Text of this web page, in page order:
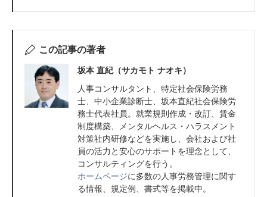
この記事の著者
坂本 直紀（サカモト ナオキ）
人事コンサルタント、特定社会保険労務
士、中小企業診断士、坂本直紀社会保険労
務士代表社員。就業規則作成・改訂、賃金
制度構築、メンタルヘルス・ハラスメント
対策社内研修などを実施し、会社および社
員の活力と安心のサポートを理念として、
コンサルティングを行う。
ホームページに多数の人事労務管理に関す
る情報、規定例、書式等を掲載中。